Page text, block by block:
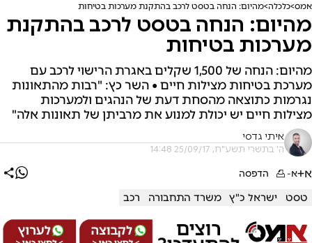
אמס כלכלה מהיום: הנחה בטסט לרכב בהתקנת מערכות בטיחות
מהיום: הנחה בטסט לרכב בהתקנת
מערכות בטיחות
מהיום: הנחה של 1,500 שקלים באגרת הרישוי לרכב עם
מערכת בטיחות מצילות חיים • השר כץ: "רבות מהתאונות
נגרמות כתוצאה מהסחת דעת של הנהגים ולמערכות
מצילות חיים יש יכולת למנוע את מרביתן של תאונות אלה"
איתי גדסי
ה' בתשרי תשע"ח, 25/09/17 14:48
א+א- הדפסה
טסט ישראל כ"ץ משרד התחבורה רכב